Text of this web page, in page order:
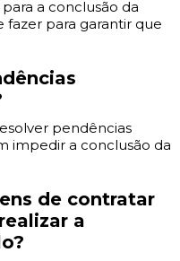
a conclusão da
fazer para garantir que
pendências
impedir a conclusão da
de contratar
a